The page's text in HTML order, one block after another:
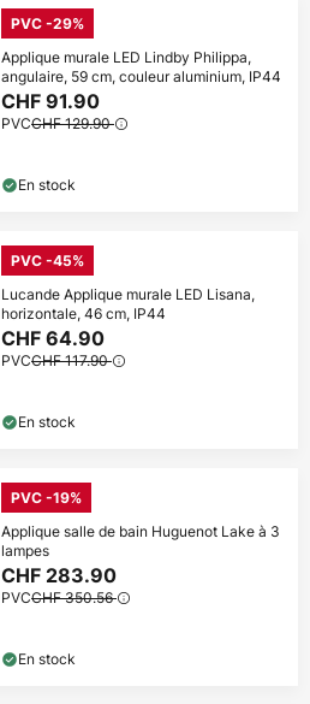
PVC -29%
Applique murale LED Lindby Philippa,
angulaire, 59 cm, couleur aluminium, IP44
CHF 91.90
PVCCHF 129.90
En stock
PVC -45%
Lucande Applique murale LED Lisana,
horizontale, 46 cm, IP44
CHF 64.90
PVCCHF 117.90
En stock
PVC -19%
Applique salle de bain Huguenot Lake à 3
lampes
CHF 283.90
PVCCHF 350.56
En stock